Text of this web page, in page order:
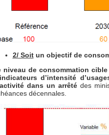
2/ Soitun objectif de
niveau de consommation
d’intensité
dans un arrêtédes
décennales.